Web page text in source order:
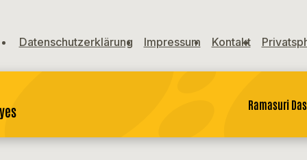
Datenschutzerklärung Impressum Kontakt
Ramasuri